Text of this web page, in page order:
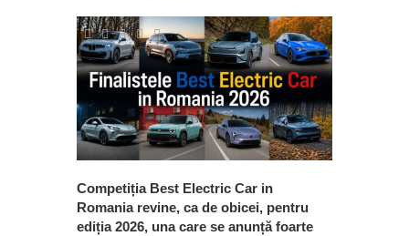
Competiția Best Electric Car in
Romania revine, ca de obicei, pentru
ediția 2026, una care se anunță foarte